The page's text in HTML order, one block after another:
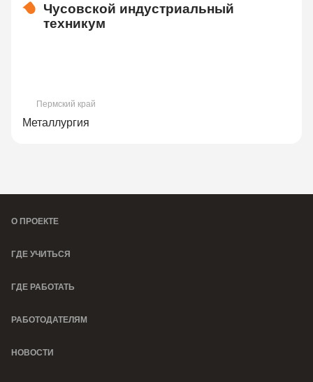
Чусовской индустриальный
техникум
Пермский край
Металлургия
О ПРОЕКТЕ
ГДЕ УЧИТЬСЯ
ГДЕ РАБОТАТЬ
РАБОТОДАТЕЛЯМ
НОВОСТИ